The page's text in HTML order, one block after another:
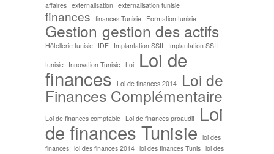
affaires externalisation externalisation tunisie
finances finances Tunisie Formation tunisie
Gestion gestion des actifs
Hôtellerie tunisie IDE Implantation SSII Implantation SSII
tunisie Innovation Tunisie Loi Loi de
finances Loi de finances 2014 Loi de
Finances Complémentaire
Loi de finances comptable Loi de finances proaudit Loi
de finances Tunisie loi des
finances loi des finances 2014 loi des finances Tunis loi des